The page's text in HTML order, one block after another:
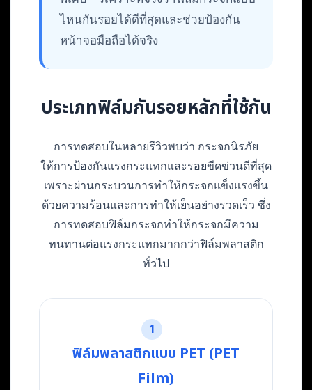
ไหนกันรอยได้ดีที่สุดและช่วยป้องกัน
หน้าจอมือถือได้จริง
ประเภทฟิล์มกันรอยหลักที่ใช้กัน
การทดสอบในหลายรีวิวพบว่า กระจกนิรภัย
ให้การป้องกันแรงกระแทกและรอยขีดข่วนดีที่สุด
เพราะผ่านกระบวนการทำให้กระจกแข็งแรงขึ้น
ด้วยความร้อนและการทำให้เย็นอย่างรวดเร็ว ซึ่ง
การทดสอบฟิล์มกระจกทำให้กระจกมีความ
ทนทานต่อแรงกระแทกมากกว่าฟิล์มพลาสติก
ทั่วไป
1
ฟิล์มพลาสติกแบบ PET (PET
Film)